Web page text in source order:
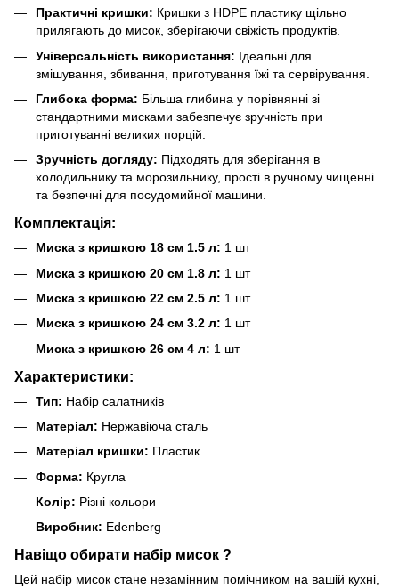
Практичні кришки: Кришки з HDPE пластику щільно
прилягають до мисок, зберігаючи свіжість продуктів.
Універсальність використання: Ідеальні для
змішування, збивання, приготування їжі та сервірування.
Глибока форма: Більша глибина у порівнянні зі
стандартними мисками забезпечує зручність при
приготуванні великих порцій.
Зручність догляду: Підходять для зберігання в
холодильнику та морозильнику, прості в ручному чищенні
та безпечні для посудомийної машини.
Комплектація:
Миска з кришкою 18 см 1.5 л: 1 шт
Миска з кришкою 20 см 1.8 л: 1 шт
Миска з кришкою 22 см 2.5 л: 1 шт
Миска з кришкою 24 см 3.2 л: 1 шт
Миска з кришкою 26 см 4 л: 1 шт
Характеристики:
Тип: Набір салатників
Матеріал: Нержавіюча сталь
Матеріал кришки: Пластик
Форма: Кругла
Колір: Різні кольори
Виробник: Edenberg
Навіщо обирати набір мисок ?
Цей набір мисок стане незамінним помічником на вашій кухні,